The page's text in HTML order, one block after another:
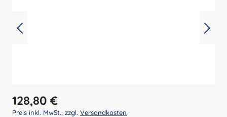
Regulärer Preis:
128,80 €
Preis inkl. MwSt., zzgl. Versandkosten